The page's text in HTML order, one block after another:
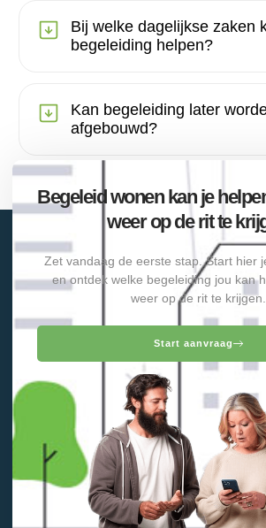
Bij welke dagelijkse zaken
begeleiding helpen?
Kan begeleiding later
afgebouwd?
Begeleid wonen kan je
weer op de rit te
Zet vandaag de eerste stap. Start hier
en ontdek welke begeleiding jou kan
weer op de rit te krijgen.
Start aanvraag